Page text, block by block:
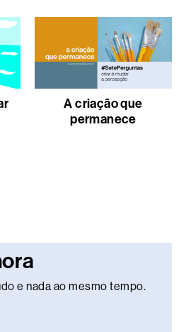
A criação que
permanece
e nada ao mesmo tempo.